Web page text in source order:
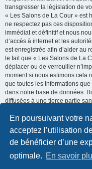
En poursuivant votre
acceptez l’utilisation
de bénéficier d’une
optimale. En savoir
transgresser la législation de
« Les Salons de La Cour » est
ne respectez pas ces
immédiat et définitif et nous
d’accès à internet et les
est enregistrée afin d’aider au
le fait que « Les Salons de La
déplacer ou de verrouiller
moment si nous estimons cela
que toutes les informations
dans notre base de données.
diffusées à une tierce partie
Cour », ni phpBB, ne pourront
tentative de piratage